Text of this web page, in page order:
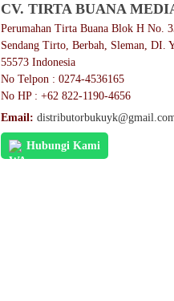
CV. TIRTA BUANA
Perumahan Tirta Buana Blok H No.
Sendang Tirto, Berbah, Sleman, DI.
55573 Indonesia
No Telpon : 0274-4536165
No HP : +62 822-1190-4656
Email:
Hubungi Kami